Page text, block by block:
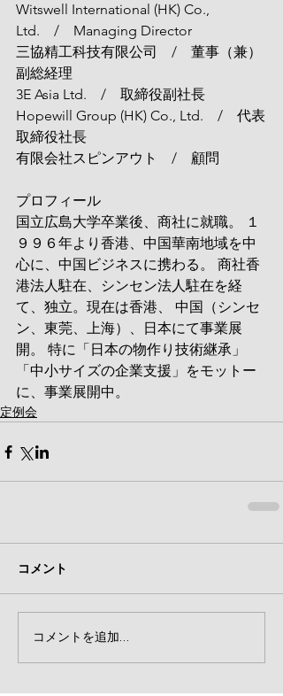
Witswell International (HK) Co.,
Ltd.　/　Managing Director
三協精工科技有限公司　/　董事（兼）
副総経理
3E Asia Ltd.　/　取締役副社長
Hopewill Group (HK) Co., Ltd.　/　代表
取締役社長
有限会社スピンアウト　/　顧問
プロフィール
国立広島大学卒業後、商社に就職。 １
９９６年より香港、中国華南地域を中
心に、中国ビジネスに携わる。 商社香
港法人駐在、シンセン法人駐在を経
て、独立。現在は香港、 中国（シンセ
ン、東莞、上海）、日本にて事業展
開。 特に「日本の物作り技術継承」
「中小サイズの企業支援」をモットー
に、事業展開中。
定例会
コメント
コメントを追加…